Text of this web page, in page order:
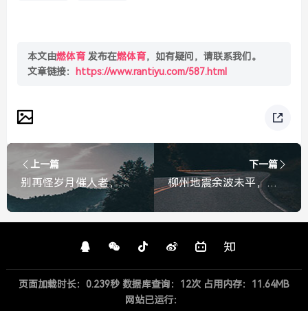
本文由燃体育发布在燃体育，如有疑问，请联系我们。
文章链接：
https://www.rantiyu.com/587.html
上一篇
别再怪岁月催人老，长白头发是因为你太累了
下一篇
柳州地震余波未平，倒塌房屋旁惊现大坑，地质安全引关注，柳州地震后房屋倒塌处现大坑，地质安全引担忧
页面加载时长：0.239秒 数据库查询：12次 占用内存：11.64MB
网站已运行：